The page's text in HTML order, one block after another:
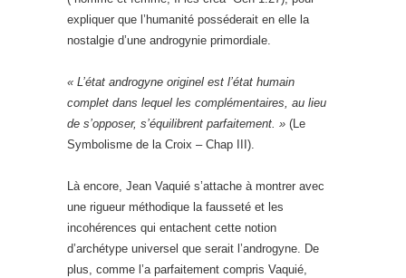
expliquer que l’humanité posséderait en elle la
nostalgie d’une androgynie primordiale.
« L’état androgyne originel est l’état humain
complet dans lequel les complémentaires, au lieu
de s’opposer, s’équilibrent parfaitement. » (Le
Symbolisme de la Croix – Chap III).
Là encore, Jean Vaquié s’attache à montrer avec
une rigueur méthodique la fausseté et les
incohérences qui entachent cette notion
d’archétype universel que serait l’androgyne. De
plus, comme l’a parfaitement compris Vaquié,